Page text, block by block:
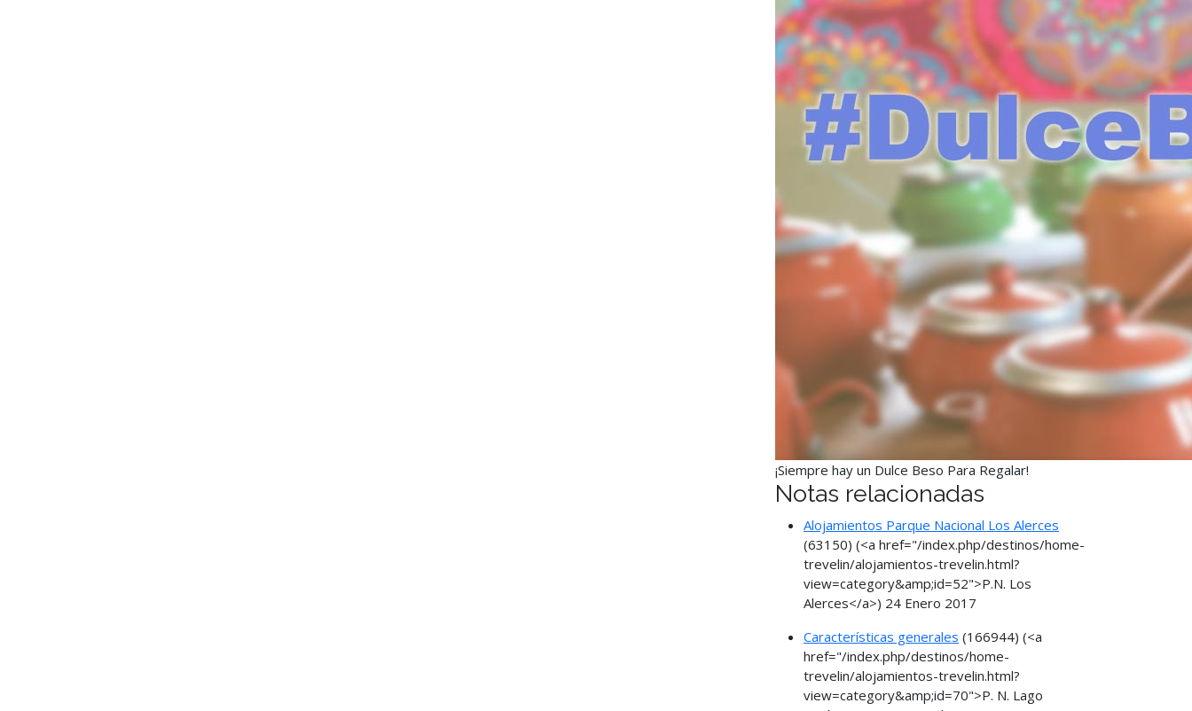
¡Siempre hay un Dulce Beso Para Regalar!
Notas relacionadas
Alojamientos Parque Nacional Los Alerces
(63150) (<a href="/index.php/destinos/home-
trevelin/alojamientos-trevelin.html?
view=category&amp;id=52">P.N. Los
Alerces</a>) 24 Enero 2017
Características generales (166944) (<a
href="/index.php/destinos/home-
trevelin/alojamientos-trevelin.html?
view=category&amp;id=70">P. N. Lago